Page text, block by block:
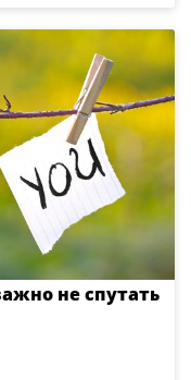
не спутать